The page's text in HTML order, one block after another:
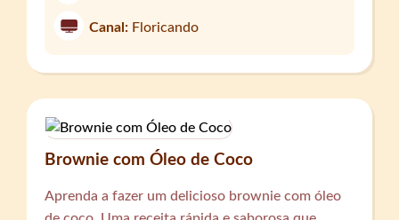
Canal: Floricando
Brownie com Óleo de Coco
Aprenda a fazer um delicioso brownie com óleo